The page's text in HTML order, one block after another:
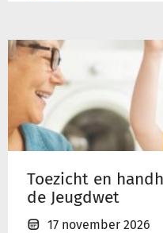
Toezicht en
de Jeugdwet
17 november 2026
Toezicht
en
handhaving
de
Wmo
en
Jeugdwet